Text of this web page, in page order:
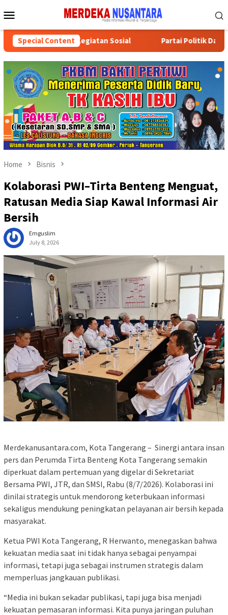
to
Menu
Special Content
RI dengan Kegiatan Sosial Partai Politik Dapat
Home Bisnis
Kolaborasi PWI–Tirta Benteng Menguat,
Ratusan Media Siap Kawal Informasi Air
Bersih
Emguslim
July 8, 2026
Merdekanusantara.com, Kota Tangerang – Sinergi antara insan
pers dan Perumda Tirta Benteng Kota Tangerang semakin
diperkuat dalam pertemuan yang digelar di Sekretariat
Bersama PWI, JTR, dan SMSI, Rabu (8/7/2026). Kolaborasi ini
dinilai strategis untuk mendorong keterbukaan informasi
sekaligus mendukung peningkatan pelayanan air bersih kepada
masyarakat.
Ketua PWI Kota Tangerang, R Herwanto, menegaskan bahwa
kekuatan media saat ini tidak hanya sebagai penyampai
informasi, tetapi juga sebagai instrumen strategis dalam
memperluas jangkauan publikasi.
“Media ini bukan sekadar publikasi, tapi juga bisa menjadi
kekuatan pemasaran informasi. Kita punya jaringan puluhan